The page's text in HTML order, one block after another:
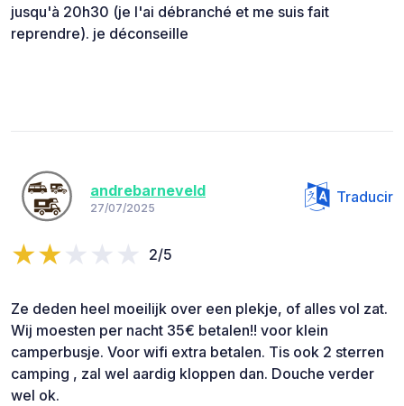
jusqu'à 20h30 (je l'ai débranché et me suis fait
reprendre). je déconseille
andrebarneveld
27/07/2025
Traducir
2/5
Ze deden heel moeilijk over een plekje, of alles vol zat.
Wij moesten per nacht 35€ betalen!! voor klein
camperbusje. Voor wifi extra betalen. Tis ook 2 sterren
camping , zal wel aardig kloppen dan. Douche verder
wel ok.